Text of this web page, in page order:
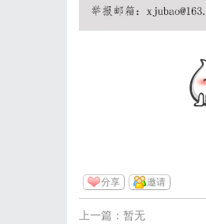
分享 邀请
上一篇：暂无